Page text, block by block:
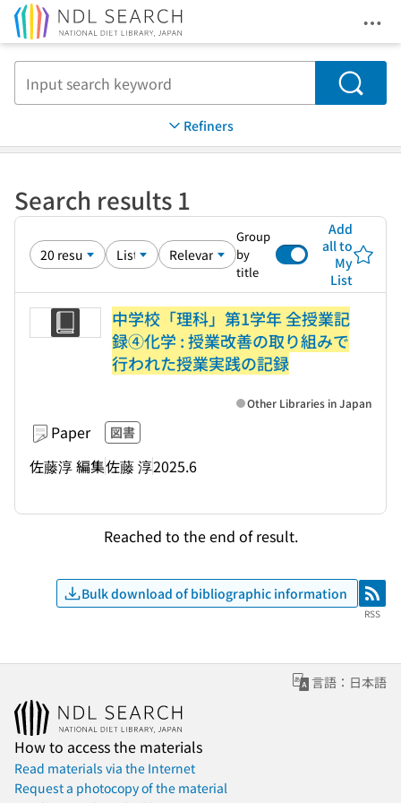
Search
Refiners
Search results 1
Group
by
title
Add
all to
My
List
中学校「理科」第1学年 全授業記
録④化学 : 授業改善の取り組みで
行われた授業実践の記録
Paper 図書
佐藤淳 編集佐藤 淳2025.6
Other Libraries in Japan
Reached to the end of result.
Bulk download of bibliographic information RSS
RSS
言語：日本語
How to access the materials
Read materials via the Internet
Request a photocopy of the material